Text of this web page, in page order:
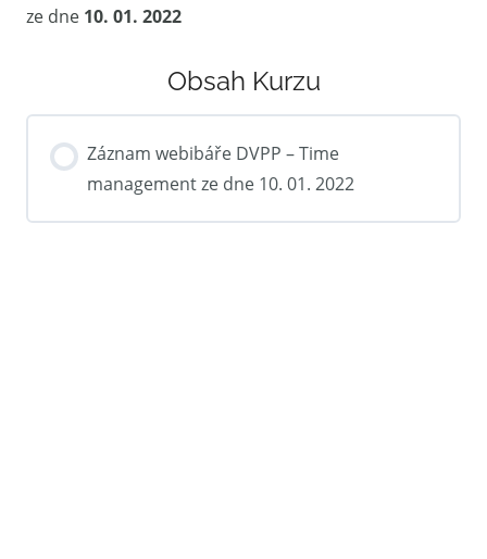
ze dne 10. 01. 2022
Obsah Kurzu
Záznam webibáře DVPP – Time
management ze dne 10. 01. 2022